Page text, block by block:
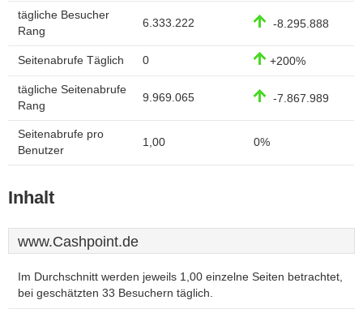
tägliche Besucher
Rang
6.333.222 -8.295.888
Seitenabrufe Täglich 0 +200%
tägliche Seitenabrufe
Rang
9.969.065 -7.867.989
Seitenabrufe pro
Benutzer
1,00 0%
Inhalt
www.Cashpoint.de
Im Durchschnitt werden jeweils 1,00 einzelne Seiten betrachtet,
bei geschätzten 33 Besuchern täglich.